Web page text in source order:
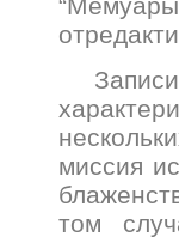
миссия
том